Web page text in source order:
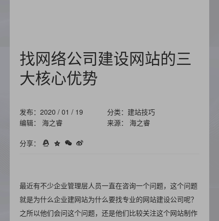
找网络公司建设网站的三
大核心优势
发布：2020 / 01 / 19
分类：建站技巧
编辑： 海之睿
来源： 海之睿
分享：
最近有不少企业管理层人员一直在咨询一个问题，这个问题
就是为什么企业建网站为什么要找专业的网站建设公司呢？
之所以他们会问这个问题，还是他们比较关注这个网站制作